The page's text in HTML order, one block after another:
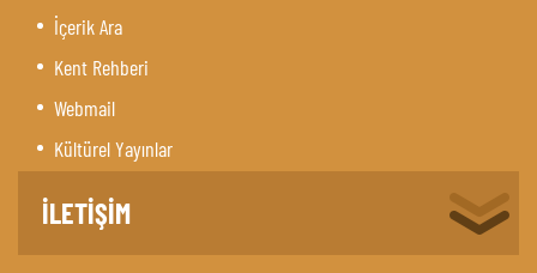
İçerik Ara
Kent Rehberi
Webmail
Kültürel Yayınlar
İLETİŞİM